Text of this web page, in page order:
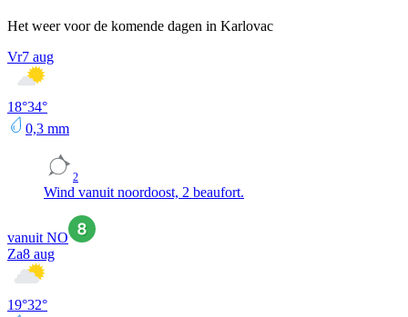
Het weer voor de komende dagen in Karlovac
Vr7 aug
18°34°
0,3 mm
2
Wind vanuit noordoost, 2 beaufort.
vanuit NO
Za8 aug
19°32°